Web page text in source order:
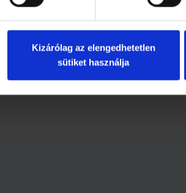
Kizárólag az elengedhetetlen
sütiket használja